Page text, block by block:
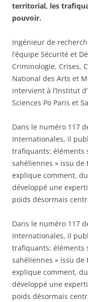
territorial, les
pouvoir.
Ingénieur de
l’équipe Sécurité et
Criminologie, Crises,
National des Arts et
intervient à l’Institut
Sciences Po Paris et
Dans le numéro 117
Internationales, il
trafiquants: éléments
sahéliennes » issu
explique comment,
développé une
poids désormais
Dans le numéro 117
Internationales, il
trafiquants: éléments
sahéliennes » issu
explique comment,
développé une
poids désormais